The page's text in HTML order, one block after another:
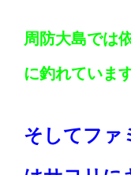
周防大島では
に釣れていま
そしてファ